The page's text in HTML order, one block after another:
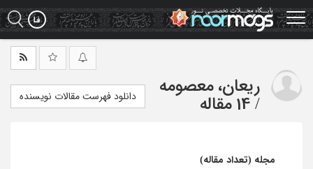
Skip
to
main
ریعان، معصومه
/ 14 مقاله دانلود فهرست مقالات نویسنده
مجله (تعداد مقاله)